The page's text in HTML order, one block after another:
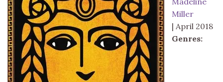
Miller
| April 2018
Genres: